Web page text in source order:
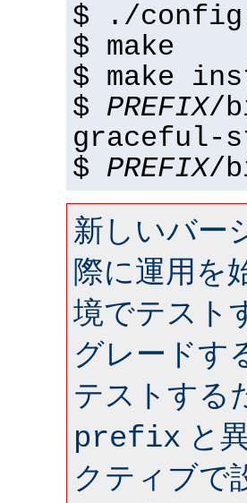
$ ./
$ make
$ make
$ PREFIX/
graceful-
$ PREFIX/
新しいバー
際に運用を
境でテスト
グレードす
テストする
prefix と
クティブで